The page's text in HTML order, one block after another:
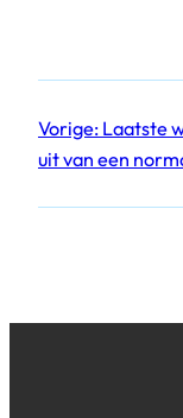
Vorige: Laatste
uit van een